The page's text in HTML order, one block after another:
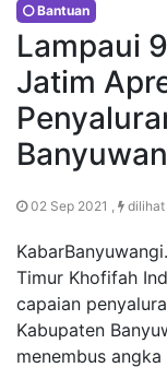
Bantuan
Lampaui
Jatim
02 Sep 2021 ,
Timur Khofifah
capaian
Kabupaten
menembus